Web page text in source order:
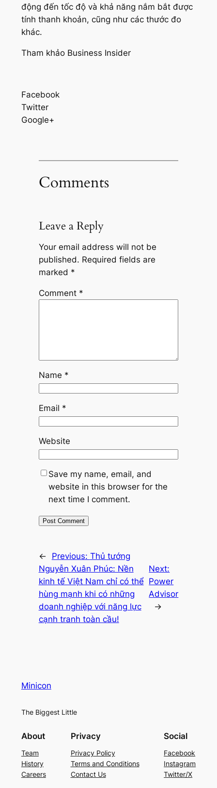
động đến tốc độ và khả năng nắm bắt được
tính thanh khoản, cũng như các thước đo
khác.
Tham khảo Business Insider
Facebook
Twitter
Google+
Comments
Leave a Reply
Your email address will not be
published. Required fields are
marked *
Comment *
Name *
Email *
Website
Save my name, email, and
website in this browser for the
next time I comment.
← Previous: Thủ tướng
Nguyễn Xuân Phúc: Nền
kinh tế Việt Nam chỉ có thể
hùng mạnh khi có những
doanh nghiệp với năng lực
cạnh tranh toàn cầu!
Next:
Power
Advisor
→
Minicon
The Biggest Little
About
Team
History
Careers
Privacy
Privacy Policy
Terms and Conditions
Contact Us
Social
Facebook
Instagram
Twitter/X